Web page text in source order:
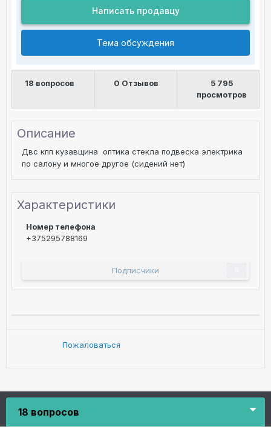
Написать продавцу
Тема обсуждения
18 вопросов 0 Отзывов
5 795
просмотров
Описание
Двс кпп кузавщина оптика стекла подвеска электрика
по салону и многое другое (сидений нет)
Характеристики
Номер телефона
+375295788169
Подписчики
Пожаловаться
18 вопросов